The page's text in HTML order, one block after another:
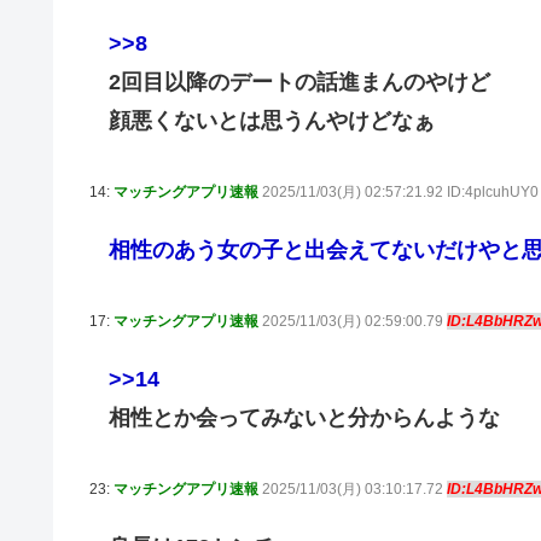
>>8
2回目以降のデートの話進まんのやけど
顔悪くないとは思うんやけどなぁ
14: マッチングアプリ速報 2025/11/03(月) 02:57:21.92 ID:4plcuhUY0
相性のあう女の子と出会えてないだけやと
17: マッチングアプリ速報 2025/11/03(月) 02:59:00.79
>>14
相性とか会ってみないと分からんような
23: マッチングアプリ速報 2025/11/03(月) 03:10:17.72